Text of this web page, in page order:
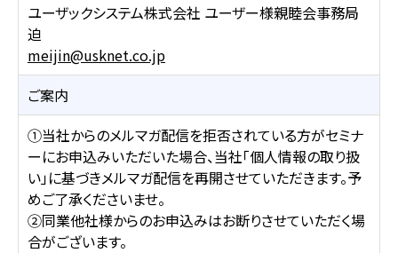
ユーザックシステム株式会社 ユーザー様親睦会事務局
迫
meijin@usknet.co.jp
ご案内
①当社からのメルマガ配信を拒否されている方がセミナ
ーにお申込みいただいた場合、当社「個人情報の取り扱
い」に基づきメルマガ配信を再開させていただきます。予
めご了承くださいませ。
②同業他社様からのお申込みはお断りさせていただく場
合がございます。